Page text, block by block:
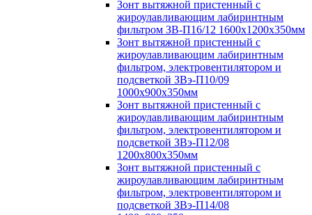
Зонт вытяжной пристенный с
жироулавливающим лабиринтным
фильтром ЗВ-П16/12 1600х1200х350мм
Зонт вытяжной пристенный с
жироулавливающим лабиринтным
фильтром, электровентилятором и
подсветкой ЗВэ-П10/09
1000х900х350мм
Зонт вытяжной пристенный с
жироулавливающим лабиринтным
фильтром, электровентилятором и
подсветкой ЗВэ-П12/08
1200х800х350мм
Зонт вытяжной пристенный с
жироулавливающим лабиринтным
фильтром, электровентилятором и
подсветкой ЗВэ-П14/08